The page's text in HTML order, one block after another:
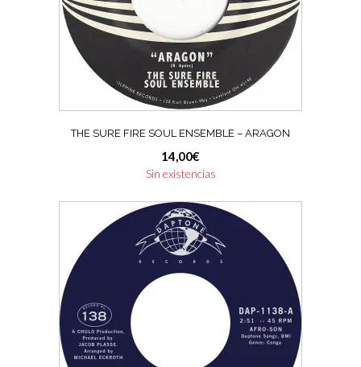
THE SURE FIRE SOUL ENSEMBLE – ARAGON
14,00€
Sin existencias